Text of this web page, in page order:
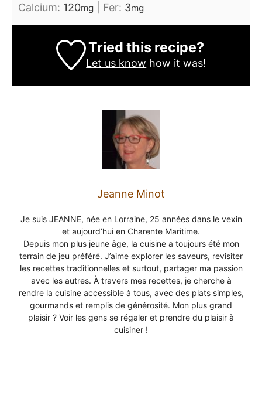
Calcium: 120mg Fer: 3mg
Tried this recipe?
Let us know how it was!
Jeanne Minot
Je suis JEANNE, née en Lorraine, 25 années dans le vexin
et aujourd’hui en Charente Maritime.
Depuis mon plus jeune âge, la cuisine a toujours été mon
terrain de jeu préféré. J’aime explorer les saveurs, revisiter
les recettes traditionnelles et surtout, partager ma passion
avec les autres. À travers mes recettes, je cherche à
rendre la cuisine accessible à tous, avec des plats simples,
gourmands et remplis de générosité. Mon plus grand
plaisir ? Voir les gens se régaler et prendre du plaisir à
cuisiner !